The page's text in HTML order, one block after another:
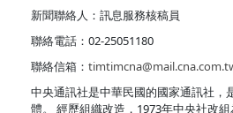
新聞聯絡人：訊息服務核稿員
聯絡電話：02-25051180
聯絡信箱：
中央通訊社是中華民國的國家通訊社，
體。 經歷組織改造，1973年中央社改